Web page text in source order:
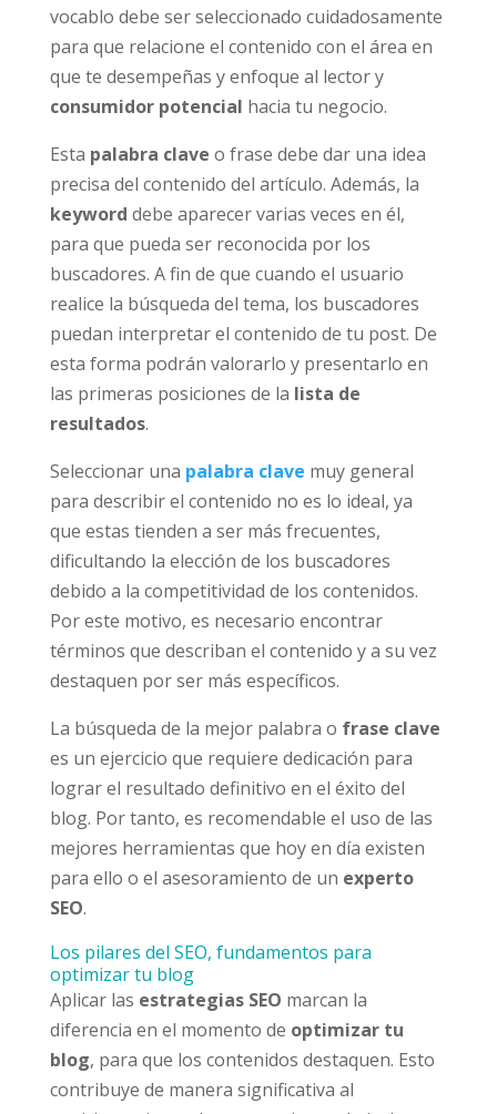
vocablo debe ser seleccionado cuidadosamente
para que relacione el contenido con el área en
que te desempeñas y enfoque al lector y
consumidor potencial hacia tu negocio.
Esta palabra clave o frase debe dar una idea
precisa del contenido del artículo. Además, la
keyword debe aparecer varias veces en él,
para que pueda ser reconocida por los
buscadores. A fin de que cuando el usuario
realice la búsqueda del tema, los buscadores
puedan interpretar el contenido de tu post. De
esta forma podrán valorarlo y presentarlo en
las primeras posiciones de la lista de
resultados.
Seleccionar una palabra clave muy general
para describir el contenido no es lo ideal, ya
que estas tienden a ser más frecuentes,
dificultando la elección de los buscadores
debido a la competitividad de los contenidos.
Por este motivo, es necesario encontrar
términos que describan el contenido y a su vez
destaquen por ser más específicos.
La búsqueda de la mejor palabra o frase clave
es un ejercicio que requiere dedicación para
lograr el resultado definitivo en el éxito del
blog. Por tanto, es recomendable el uso de las
mejores herramientas que hoy en día existen
para ello o el asesoramiento de un experto
SEO.
Los pilares del SEO, fundamentos para
optimizar tu blog
Aplicar las estrategias SEO marcan la
diferencia en el momento de optimizar tu
blog, para que los contenidos destaquen. Esto
contribuye de manera significativa al